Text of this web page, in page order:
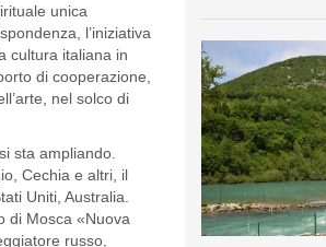
unica
l’iniziativa
cultura italiana in
di cooperazione,
nel solco di
sta ampliando.
Cechia e altri, il
Uniti, Australia.
di Mosca «Nuova
russo,